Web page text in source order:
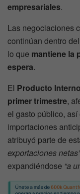
empresariales.
Las negociaciones
continúan dentro
lo que mantiene la
espera.
El Producto
primer trimestre,
el gasto público,
importaciones
atribuyó parte de
exportaciones netas”
expandiéndose “a